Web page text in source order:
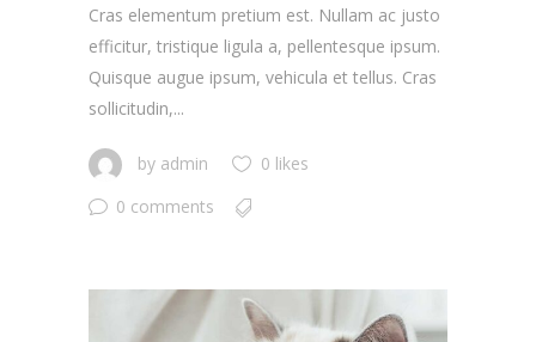
Cras elementum pretium est. Nullam ac justo
efficitur, tristique ligula a, pellentesque ipsum.
Quisque augue ipsum, vehicula et tellus. Cras
sollicitudin,...
by admin
0 likes
0 comments